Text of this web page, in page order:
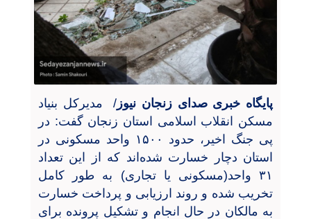
پایگاه خبری صدای زنجان نیوز / مدیرکل بنیاد
مسکن انقلاب اسلامی استان زنجان گفت: در
پی جنگ اخیر، حدود
۱۵۰۰ واحد مسکونی در
استان دچار خسارت شده‌اند که از این تعداد
۳۱
واحد(مسکونی یا تجاری) به طور کامل
تخریب شده و روند ارزیابی و پرداخت خسارت
به مالکان در حال انجام و تشکیل پرونده برای